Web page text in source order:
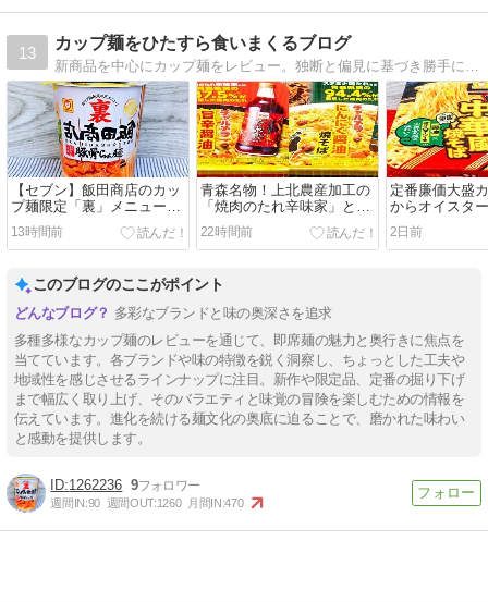
13
カップ麺をひたすら食いまくるブログ
【セブン】飯田商店のカッ
プ麺限定「裏」メニュー登
場！「マルちゃん 裏 飯田
商店 豚骨らぁ麺」を実食レ
ビュー
13時間前
青森名物！上北農産加工の
「焼肉のたれ辛味家」と
「スタミナ源たれ」を使っ
たカップ焼そば食べ比べ
22時間前
定番廉価大盛
からオイスタ
華味登場！「
つ盛り 中華風
2日前
このブログのここがポイント
多彩なブランドと味の奥深さを追求
多種多様なカップ麺のレビューを通じて、即席麺の魅力と奥行きに焦点を
当てています。各ブランドや味の特徴を鋭く洞察し、ちょっとした工夫や
地域性を感じさせるラインナップに注目。新作や限定品、定番の掘り下げ
まで幅広く取り上げ、そのバラエティと味覚の冒険を楽しむための情報を
伝えています。進化を続ける麺文化の奥底に迫ることで、磨かれた味わい
と感動を提供します。
1262236 9
週間IN:90 週間OUT:1260 月間IN:470